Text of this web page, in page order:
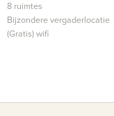
8 ruimtes
Bijzondere vergaderlocatie
(Gratis) wifi